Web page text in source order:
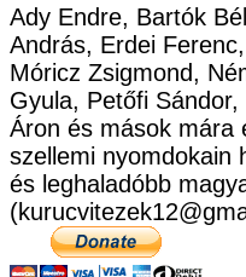
Ady Endre, Bartók
András, Erdei
Móricz Zsigmond,
Gyula, Petőfi
Áron és mások mára
szellemi nyomdokain
és leghaladóbb